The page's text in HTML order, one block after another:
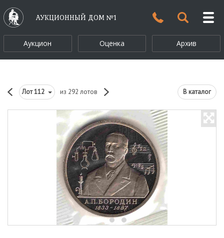
АУКЦИОННЫЙ ДОМ №1
Аукцион Оценка Архив
Лот112 из 292 лотов В каталог